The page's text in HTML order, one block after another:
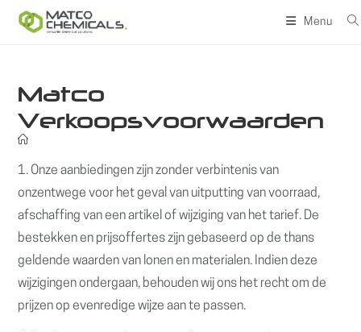
Menu
Matco
Verkoopsvoorwaarden
1. Onze aanbiedingen zijn zonder verbintenis van
onzentwege voor het geval van uitputting van voorraad,
afschaffing van een artikel of wijziging van het tarief. De
bestekken en prijsoffertes zijn gebaseerd op de thans
geldende waarden van lonen en materialen. Indien deze
wijzigingen ondergaan, behouden wij ons het recht om de
prijzen op evenredige wijze aan te passen.